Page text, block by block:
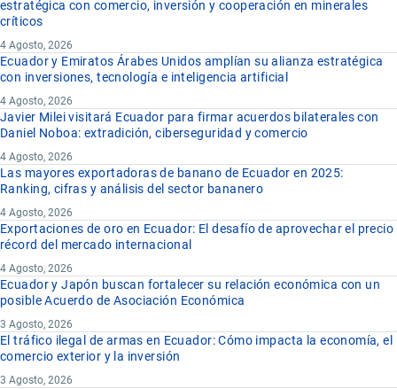
estratégica con comercio, inversión y cooperación en minerales
críticos
4 Agosto, 2026
Ecuador y Emiratos Árabes Unidos amplían su alianza estratégica
con inversiones, tecnología e inteligencia artificial
4 Agosto, 2026
Javier Milei visitará Ecuador para firmar acuerdos bilaterales con
Daniel Noboa: extradición, ciberseguridad y comercio
4 Agosto, 2026
Las mayores exportadoras de banano de Ecuador en 2025:
Ranking, cifras y análisis del sector bananero
4 Agosto, 2026
Exportaciones de oro en Ecuador: El desafío de aprovechar el precio
récord del mercado internacional
4 Agosto, 2026
Ecuador y Japón buscan fortalecer su relación económica con un
posible Acuerdo de Asociación Económica
3 Agosto, 2026
El tráfico ilegal de armas en Ecuador: Cómo impacta la economía, el
comercio exterior y la inversión
3 Agosto, 2026